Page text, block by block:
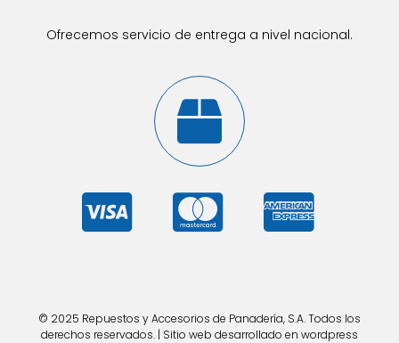
Ofrecemos servicio de entrega a nivel nacional.
© 2025 Repuestos y Accesorios de Panadería, S.A. Todos los
derechos reservados. | Sitio web desarrollado en wordpress